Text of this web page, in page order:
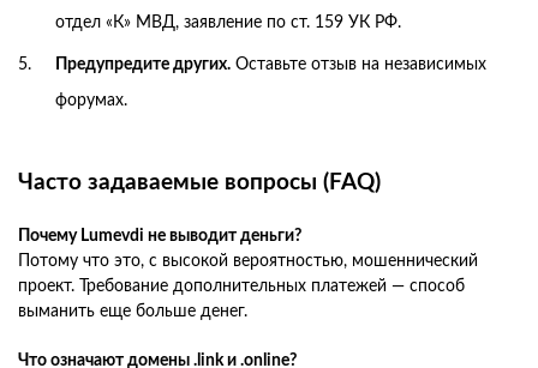
отдел «К» МВД, заявление по ст. 159 УК РФ.
Предупредите других. Оставьте отзыв на независимых
форумах.
Часто задаваемые вопросы (FAQ)
Почему Lumevdi не выводит деньги?
Потому что это, с высокой вероятностью, мошеннический
проект. Требование дополнительных платежей — способ
выманить еще больше денег.
Что означают домены .link и .online?